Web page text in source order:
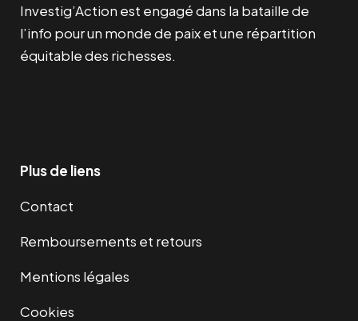
Investig’Action est engagé dans la bataille de
l’info pour un monde de paix et une répartition
équitable des richesses.
Plus de liens
Contact
Remboursements et retours
Mentions légales
Cookies